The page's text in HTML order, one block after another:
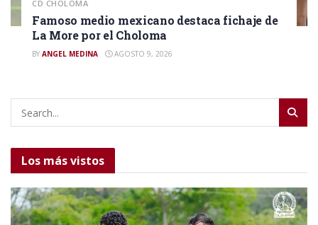
CD CHOLOMA
Famoso medio mexicano destaca fichaje de
La More por el Choloma
BY ANGEL MEDINA AGOSTO 9, 2026
Los más vistos